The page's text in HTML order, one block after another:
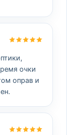
очки
оправ и